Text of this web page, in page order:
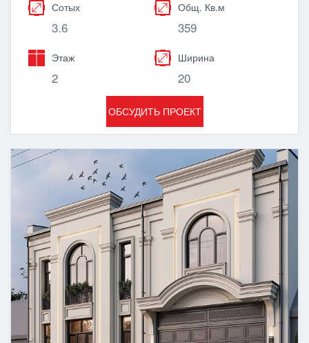
Сотых
3.6
Общ. Кв.м
359
Этаж
2
Ширина
20
ОБСУДИТЬ ПРОЕКТ